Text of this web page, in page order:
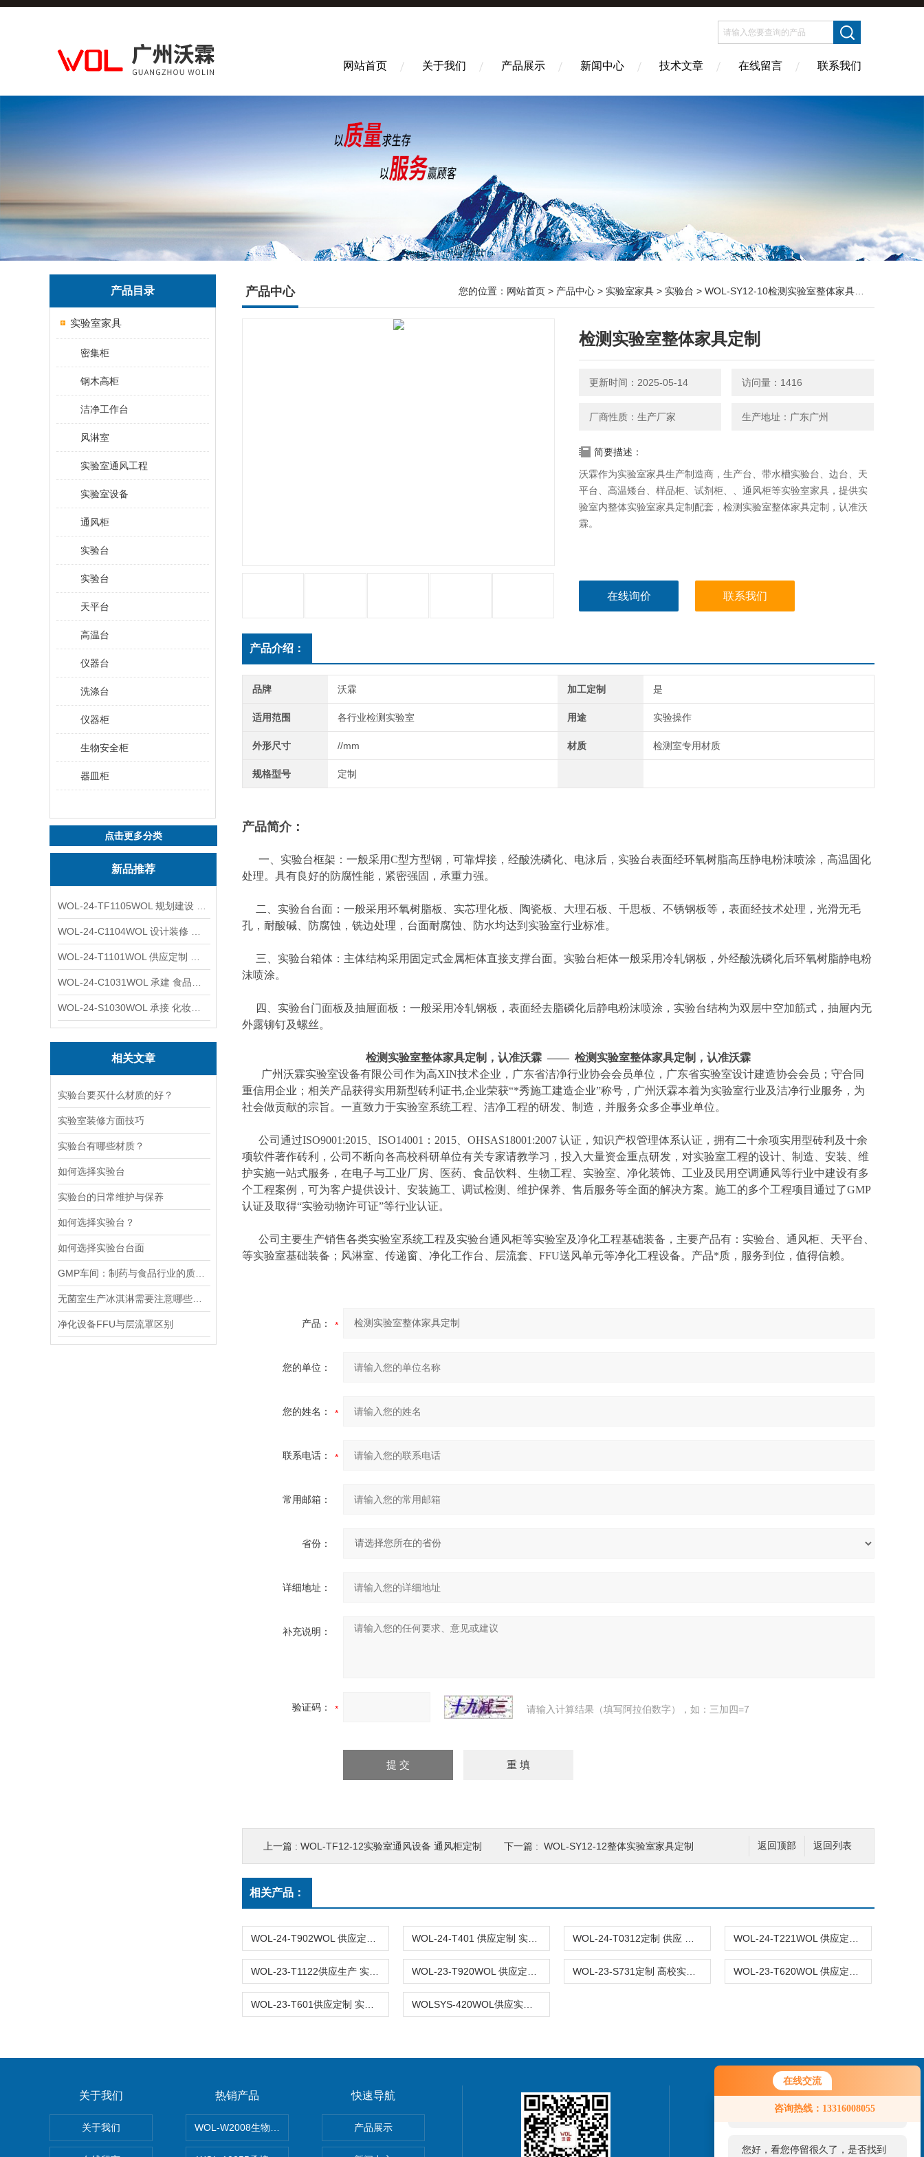
在线交流
咨询热线：13316008055
您好！欢迎前来咨询，很高兴为您
服务，请问您要咨询什么问题呢？
您好，看您停留很久了，是否找到
网站首页 关于我们 产品展示 新闻中心 技术文章 在线留言 联系我们
产品目录
实验室家具
密集柜
钢木高柜
洁净工作台
风淋室
实验室通风工程
实验室设备
通风柜
实验台
实验台
天平台
高温台
仪器台
洗涤台
仪器柜
生物安全柜
器皿柜
点击更多分类
新品推荐
相关文章
实验台要买什么材质的好？
实验室装修方面技巧
实验台有哪些材质？
如何选择实验台
实验台的日常维护与保养
如何选择实验台？
如何选择实验台台面
净化设备FFU与层流罩区别
产品中心 您的位置： 网站首页 > 产品中心 > 实验室家具 > 实验台 > WOL-SY12-10检测实验室整体家具定制
检测实验室整体家具定制
更新时间：2025-05-14 访问量：1416
厂商性质：生产厂家 生产地址：广东广州
简要描述：
沃霖作为实验室家具生产制造商，生产台、带水槽实验台、边台、天
平台、高温矮台、样品柜、试剂柜、、通风柜等实验室家具，提供实
验室内整体实验室家具定制配套，检测实验室整体家具定制，认准沃
霖。
在线询价 联系我们
产品介绍：
品牌 沃霖 加工定制 是
适用范围 各行业检测实验室 用途 实验操作
外形尺寸 //mm 材质 检测室专用材质
规格型号 定制
产品简介：
一、实验台框架：一般采用C型方型钢，可靠焊接，经酸洗磷化、电泳后，实验台表面经环氧树脂高压静电粉沫喷涂，高温固化
处理。具有良好的防腐性能，紧密强固，承重力强。
二、实验台台面：一般采用环氧树脂板、实芯理化板、陶瓷板、大理石板、千思板、不锈钢板等，表面经技术处理，光滑无毛
孔，耐酸碱、防腐蚀，铣边处理，台面耐腐蚀、防水均达到实验室行业标准。
三、实验台箱体：主体结构采用固定式金属柜体直接支撑台面。实验台柜体一般采用冷轧钢板，外经酸洗磷化后环氧树脂静电粉
沫喷涂。
四、实验台门面板及抽屉面板：一般采用冷轧钢板，表面经去脂磷化后静电粉沫喷涂，实验台结构为双层中空加筋式，抽屉内无
外露铆钉及螺丝。
检测实验室整体家具定制 ，认准沃霖 —— 检测实验室整体家具定制 ，认准沃霖
广州沃霖实验室设备有限公司作为高XIN技术企业，广东省洁净行业协会会员单位，广东省实验室设计建造协会会员；守合同
重信用企业；相关产品获得实用新型砖利证书,企业荣获“*秀施工建造企业”称号，广州沃霖本着为实验室行业及洁净行业服务，为
社会做贡献的宗旨。一直致力于实验室系统工程、洁净工程的研发、制造，并服务众多企事业单位。
公司通过ISO9001:2015、ISO14001：2015、OHSAS18001:2007 认证，知识产权管理体系认证，拥有二十余项实用型砖利及十余
项软件著作砖利，公司不断向各高校科研单位有关专家请教学习，投入大量资金重点研发，对实验室工程的设计、制造、安装、维
护实施一站式服务，在电子与工业厂房、医药、食品饮料、生物工程、实验室、净化装饰、工业及民用空调通风等行业中建设有多
个工程案例，可为客户提供设计、安装施工、调试检测、维护保养、售后服务等全面的解决方案。施工的多个工程项目通过了GMP
认证及取得“实验动物许可证”等行业认证。
公司主要生产销售各类实验室系统工程及实验台通风柜等实验室及净化工程基础装备，主要产品有：实验台、通风柜、天平台、
等实验室基础装备；风淋室、传递窗、净化工作台、层流套、FFU送风单元等净化工程设备。产品*质，服务到位，值得信赖。
产品：
您的单位：
您的姓名：
联系电话：
常用邮箱：
省份：
详细地址：
补充说明：
验证码： 请输入计算结果（填写阿拉伯数字），如：三加四=7
返回列表
返回顶部
上一篇 : WOL-TF12-12实验室通风设备 通风柜定制 下一篇 : WOL-SY12-12整体实验室家具定制
相关产品：
关于我们
关于我们
热销产品
WOL-W2008生物制药GMP车间净化工程装修标准有哪些 无菌室|净化工程
快速导航
产品展示
联系我们